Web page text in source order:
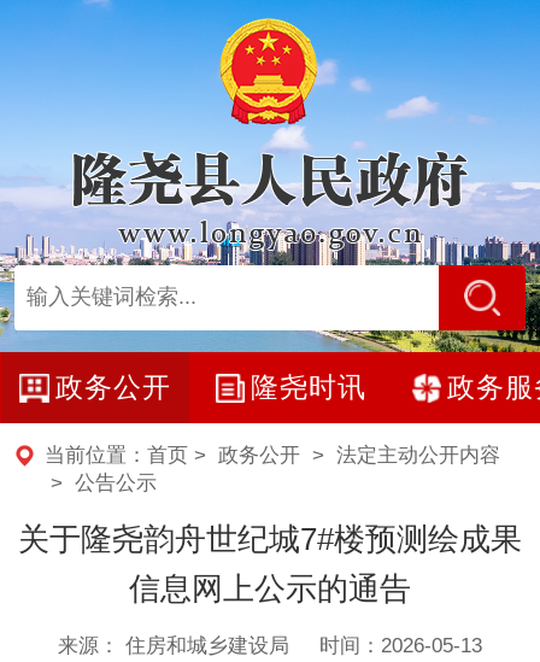
政务公开 隆尧时讯 政务服
当前位置： 首页 > 政务公开> 法定主动公开内容
> 公告公示
关于隆尧韵舟世纪城7#楼预测绘成果
信息网上公示的通告
来源： 住房和城乡建设局 时间：2026-05-13